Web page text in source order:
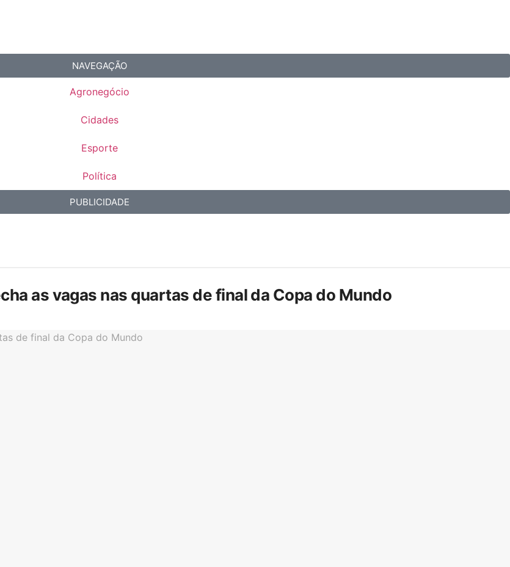
NAVEGAÇÃO
Agronegócio
Cidades
Esporte
Política
PUBLICIDADE
as vagas nas quartas de final da Copa do Mundo